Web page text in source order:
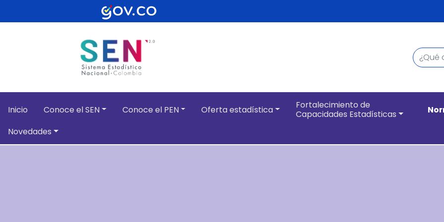
Pasar al contenido principal
Buscar
Navegación
Inicio Conoce el SEN Conoce el PEN Oferta estadística
Fortalecimiento de
Capacidades Estadísticas
Novedades